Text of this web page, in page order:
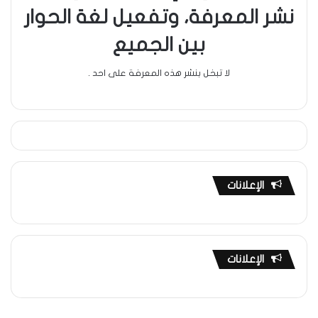
نشر المعرفة، وتفعيل لغة الحوار
بين الجميع
لا تبخل بنشر هذه المعرفة على احد .
الإعلانات
الإعلانات